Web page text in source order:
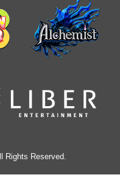
Rights Reserved.